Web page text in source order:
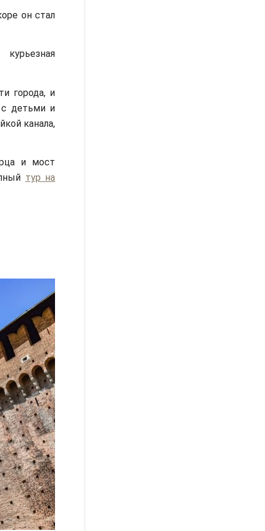
он стал
города, и
детьми и
канала,
и мост
тур на